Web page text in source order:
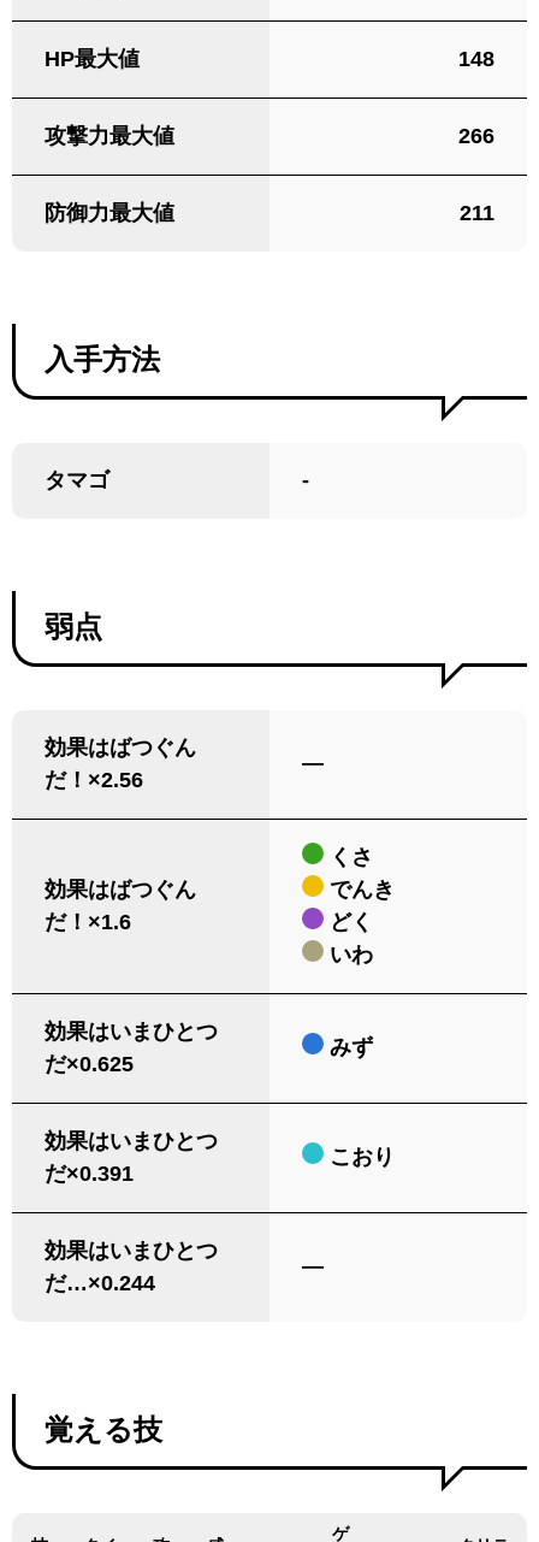
HP最大値 148
攻撃力最大値 266
防御力最大値 211
入手方法
タマゴ -
弱点
効果はばつぐん
だ！×2.56
―
効果はばつぐん
だ！×1.6
くさ
でんき
どく
いわ
効果はいまひとつ
だ×0.625
みず
効果はいまひとつ
だ×0.391
こおり
効果はいまひとつ
だ…×0.244
―
覚える技
ゲ